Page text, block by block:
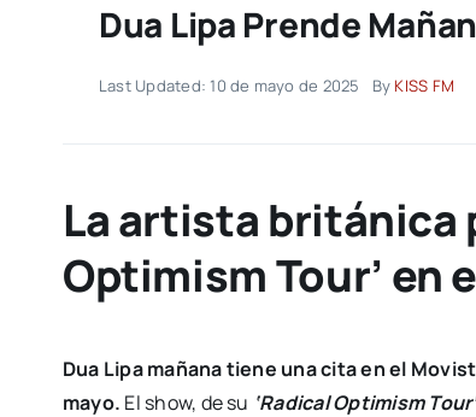
Dua Lipa Prende
Last Updated: 10 de mayo de 2025 By KISS FM
La artista británica
Optimism Tour’ en
Dua Lipa mañana tiene una cita en el
mayo. El show, de su ‘Radical Optimism